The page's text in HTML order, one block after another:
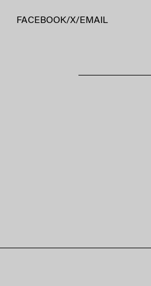
FACEBOOK/X/ EMAIL